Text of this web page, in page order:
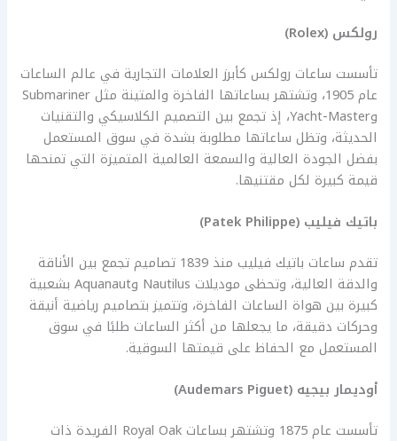
رولكس (Rolex)
تأسست ساعات رولكس كأبرز العلامات التجارية في عالم الساعات
عام 1905، وتشتهر بساعاتها الفاخرة والمتينة مثل Submariner
وYacht-Master، إذ تجمع بين التصميم الكلاسيكي والتقنيات
الحديثة، وتظل ساعاتها مطلوبة بشدة في سوق المستعمل
بفضل الجودة العالية والسمعة العالمية المتميزة التي تمنحها
قيمة كبيرة لكل مقتنيها.
باتيك فيليب (Patek Philippe)
تقدم ساعات باتيك فيليب منذ 1839 تصاميم تجمع بين الأناقة
والدقة العالية، وتحظى موديلات Nautilus وAquanaut بشعبية
كبيرة بين هواة الساعات الفاخرة، وتتميز بتصاميم رياضية أنيقة
وحركات دقيقة، ما يجعلها من أكثر الساعات طلبًا في سوق
المستعمل مع الحفاظ على قيمتها السوقية.
أوديمار بيجيه (Audemars Piguet)
تأسست عام 1875 وتشتهر بساعات Royal Oak الفريدة ذات